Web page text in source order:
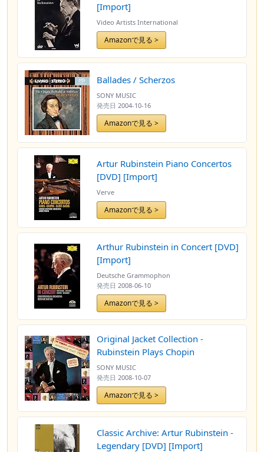
[Import]
Video Artists International
Amazonで見る >
Ballades / Scherzos
SONY MUSIC
発売日 2004-10-16
Amazonで見る >
Artur Rubinstein Piano Concertos
[DVD] [Import]
Verve
Amazonで見る >
Arthur Rubinstein in Concert [DVD]
[Import]
Deutsche Grammophon
発売日 2008-06-10
Amazonで見る >
Original Jacket Collection -
Rubinstein Plays Chopin
SONY MUSIC
発売日 2008-10-07
Amazonで見る >
Classic Archive: Artur Rubinstein -
Legendary [DVD] [Import]